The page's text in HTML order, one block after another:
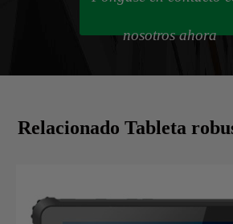
nosotros ahora
Relacionado Tableta